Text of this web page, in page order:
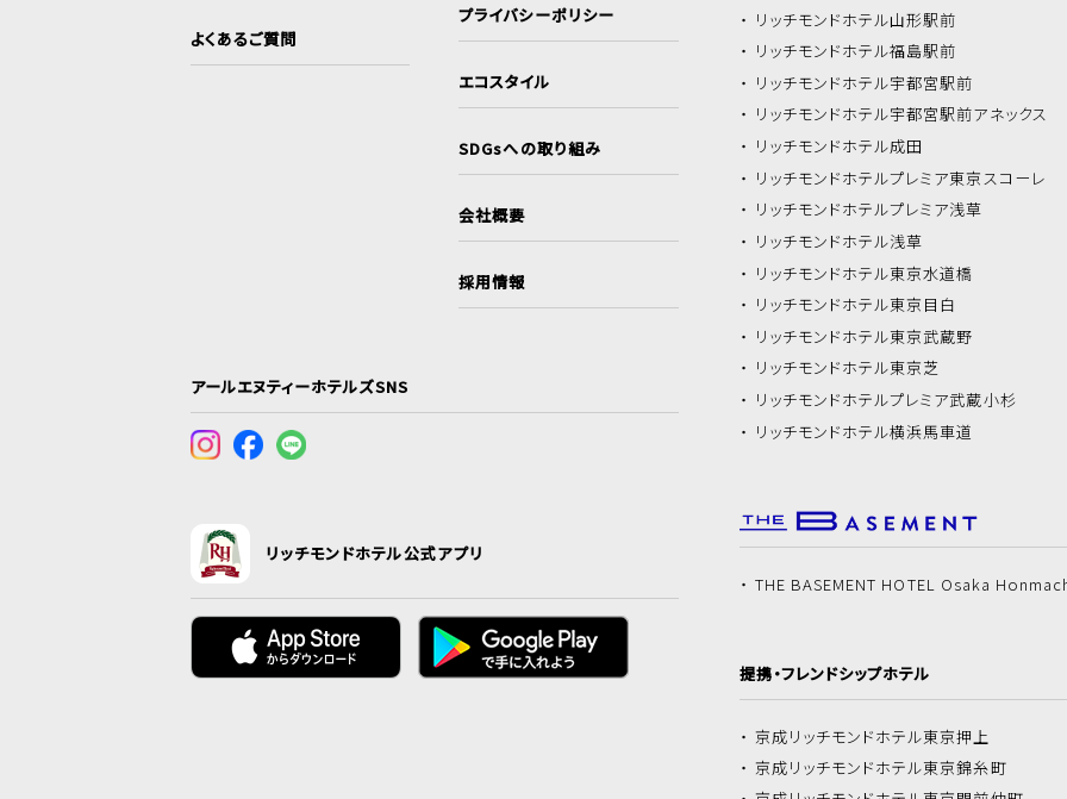
よくあるご質問
プライバシーポリシー
エコスタイル
SDGsへの取り組み
会社概要
採用情報
アールエヌティーホテルズSNS
リッチモンドホテル公式アプリ
リッチモンドホテル山形駅前
リッチモンドホテル福島駅前
リッチモンドホテル宇都宮駅前
リッチモンドホテル宇都宮駅前アネックス
リッチモンドホテル成田
リッチモンドホテルプレミア東京スコーレ
リッチモンドホテルプレミア浅草
リッチモンドホテル浅草
リッチモンドホテル東京水道橋
リッチモンドホテル東京目白
リッチモンドホテル東京武蔵野
リッチモンドホテル東京芝
リッチモンドホテルプレミア武蔵小杉
リッチモンドホテル横浜馬車道
THE BASEMENT HOTEL Osaka
提携・フレンドシップホテル
京成リッチモンドホテル東京押上
京成リッチモンドホテル東京錦糸町